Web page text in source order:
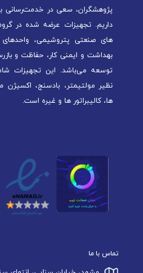
پژوهشگران، سعی در خدمت‌رسانی
داریم. تجهیزات عرضه شده در
های صنعتی پتروشیمی،
بهداشت و ایمنی کار، حفاظت و
توسعه می‌باشد. این تجهیزات
نظیر مولتیمتر، بادسنج، اکسیژن
ها، کالیبراتور ها و غیره است.
تماس با ما